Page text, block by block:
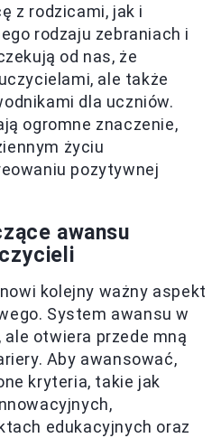
z rodzicami, jak i
rodzaju zebraniach i
od nas, że
ale także
dla uczniów.
ogromne znaczenie,
życiu
pozytywnej
awansu
kolejny ważny aspekt
System awansu w
otwiera przede mną
Aby awansować,
kryteria, takie jak
edukacyjnych oraz